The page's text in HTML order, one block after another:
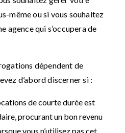
même ou si vous souhaitez
agence qui s’occupera de
dépendent de
d’abord discerner si :
de courte durée est
procurant un bon revenu
vous n’utilisez pas cet